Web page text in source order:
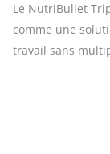
Le NutriBullet
comme une
travail sans